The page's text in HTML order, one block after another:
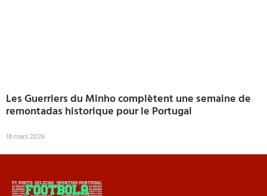
Les Guerriers du Minho complètent une semaine de
remontadas historique pour le Portugal
18 mars 2026